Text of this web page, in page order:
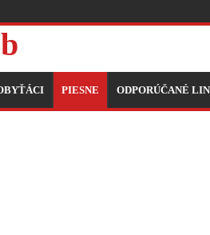
PIESNE ODPORÚČANÉ